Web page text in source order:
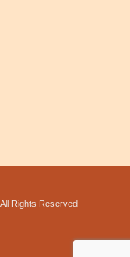
Rights Reserved